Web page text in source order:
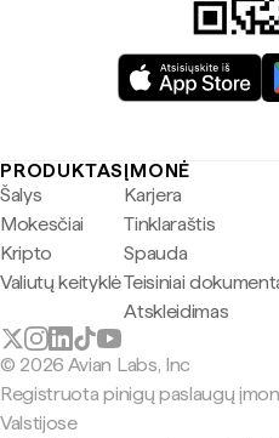
PRODUKTAS
Šalys
Mokesčiai
Kripto
Valiutų keityklė
ĮMONĖ
Karjera
Tinklaraštis
Spauda
Teisiniai
Atskleidimas
© 2026 Avian Labs, Inc
Registruota pinigų paslaugų
Valstijose